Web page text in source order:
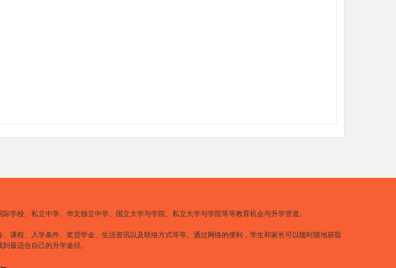
学校、私立中学、华文独立中学、国立大学与学院、私立大学与学院等等教育机会与升学管道。
课程、入学条件、奖贷学金、生活资讯以及联络方式等等。通过网络的便利，学生和家长可以随时随地获取
最适合自己的升学途径。